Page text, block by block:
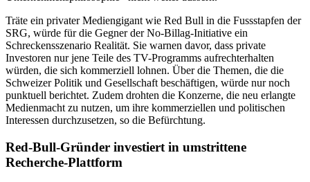
Träte ein privater Mediengigant wie Red Bull in die Fussstapfen der
SRG, würde für die Gegner der No-Billag-Initiative ein
Schreckensszenario Realität. Sie warnen davor, dass private
Investoren nur jene Teile des TV-Programms aufrechterhalten
würden, die sich kommerziell lohnen. Über die Themen, die die
Schweizer Politik und Gesellschaft beschäftigen, würde nur noch
punktuell berichtet. Zudem drohten die Konzerne, die neu erlangte
Medienmacht zu nutzen, um ihre kommerziellen und politischen
Interessen durchzusetzen, so die Befürchtung.
Red-Bull-Gründer investiert in umstrittene
Recherche-Plattform